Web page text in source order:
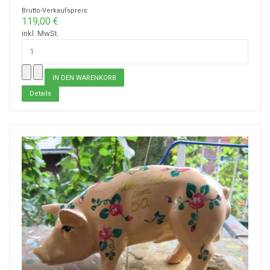
Brutto-Verkaufspreis:
119,00 €
inkl. MwSt.
Details